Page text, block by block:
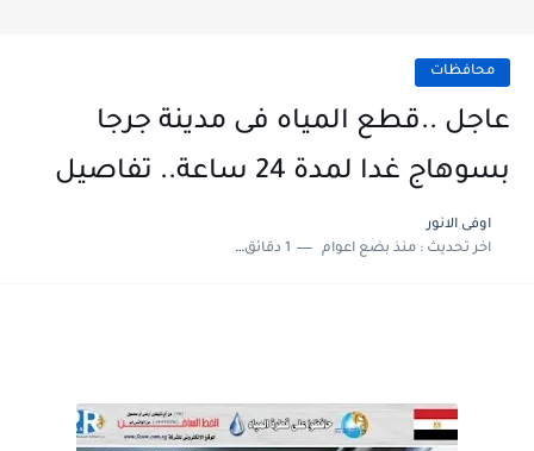
محافظات
عاجل ..قطع المياه فى مدينة جرجا
بسوهاج غدا لمدة 24 ساعة.. تفاصيل
اوفى الانور
اخر تحديث :منذ بضع اعوام 1 دقائق للقراءة